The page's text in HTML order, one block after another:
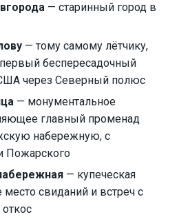
— старинный город в
— тому самому лётчику,
беспересадочный
через Северный полюс
— монументальное
главный променад
набережную, с
Пожарского
— купеческая
свиданий и встреч с